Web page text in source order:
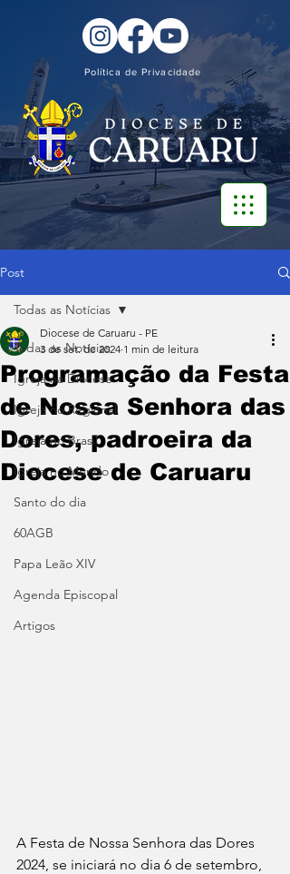
Política de Privacidade
Post
Todas as Notícias
Igreja na Diocese
Igreja no Regional
Igreja no Brasil
Igreja no Mundo
Santo do dia
60AGB
Papa Leão XIV
Agenda Episcopal
Artigos
Todas as Notícias
Programação da Festa
de Nossa Senhora das
Dores, padroeira da
Diocese de Caruaru
Diocese de Caruaru - PE
3 de set. de 2024 1 min de leitura
A Festa de Nossa Senhora das Dores
2024, se iniciará no dia 6 de setembro,